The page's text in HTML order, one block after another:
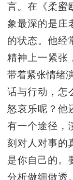
言。在《柔蜜
象最深的是庄
的状态。他经
精神上一紧张
带着紧张情绪
话与行动，怎
怒哀乐呢？他
有一个途径，
刻对人对事的
是你自己的。
分析做细做透